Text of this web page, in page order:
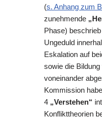
(s. Anhang zum
zunehmende
Phase)
Ungeduld
Eskalation auf
sowie die Bildung
voneinander
Kommission
4 „Verstehen“
Konflikttheorien